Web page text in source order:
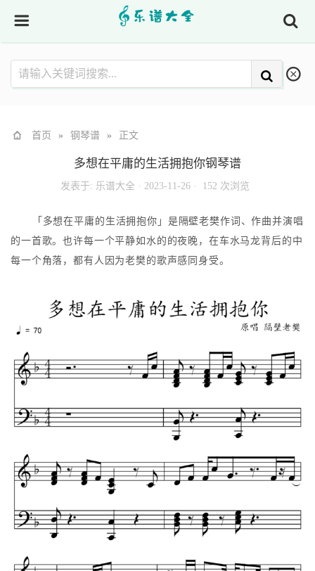
首页 » 钢琴谱 » 正文
多想在平庸的生活拥抱你钢琴谱
发表于: 乐谱大全· 2023-11-26 · 152 次浏览
「多想在平庸的生活拥抱你」是隔壁老樊作词、作曲并演唱
的一首歌。也许每一个平静如水的的夜晚，在车水马龙背后的中
每一个角落，都有人因为老樊的歌声感同身受。